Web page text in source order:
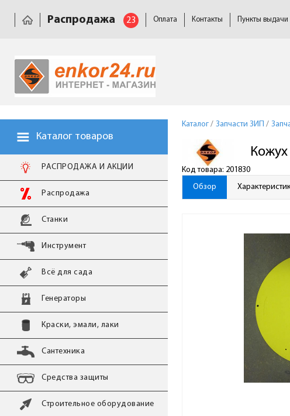
Распродажа 23 Оплата Контакты Пункты выдачи
Каталог товаров
РАСПРОДАЖА И АКЦИИ
Распродажа
Станки
Инструмент
Всё для сада
Генераторы
Краски, эмали, лаки
Сантехника
Средства защиты
Строительное оборудование
Каталог / Запчасти ЗИП /
Код товара: 201830
Обзор